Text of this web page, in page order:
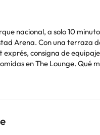
10 minutos en coche de Playa de
Arena. Con una terraza
consigna de
en The Lounge.